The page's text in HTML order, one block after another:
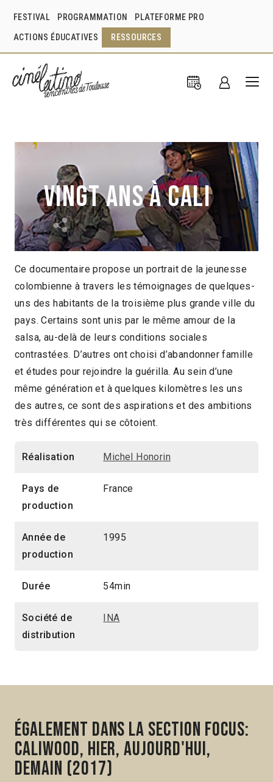
FESTIVAL PROGRAMMATION PLATEFORME PRO
ACTIONS ÉDUCATIVES RESSOURCES
Vingt ans à Cali
Michel Honorin France 1995
54min
2017 > Focus: Caliwood, hier, aujourd'hui,
demain
Ce documentaire propose un portrait de la jeunesse
colombienne à travers les témoignages de quelques-
uns des habitants de la troisième plus grande ville du
pays. Certains sont unis par le même amour de la
salsa, au-delà de leurs conditions sociales
contrastées. D’autres ont choisi d’abandonner famille
et études pour rejoindre la guérilla. Au sein d’une
même génération et à quelques kilomètres les uns
des autres, ce sont des aspirations et des ambitions
très différentes qui se côtoient.
Réalisation Michel Honorin
Pays de
production
France
Année de
production
1995
Durée 54min
Société de
distribution
INA
Également dans la section Focus:
Caliwood, hier, aujourd'hui,
demain (2017)